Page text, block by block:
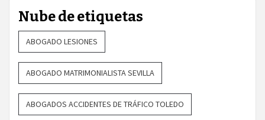
Nube de etiquetas
ABOGADO LESIONES
ABOGADO MATRIMONIALISTA SEVILLA
ABOGADOS ACCIDENTES DE TRÁFICO TOLEDO